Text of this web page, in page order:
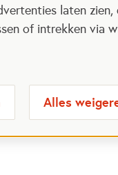
laten
of intrekken via
Alles